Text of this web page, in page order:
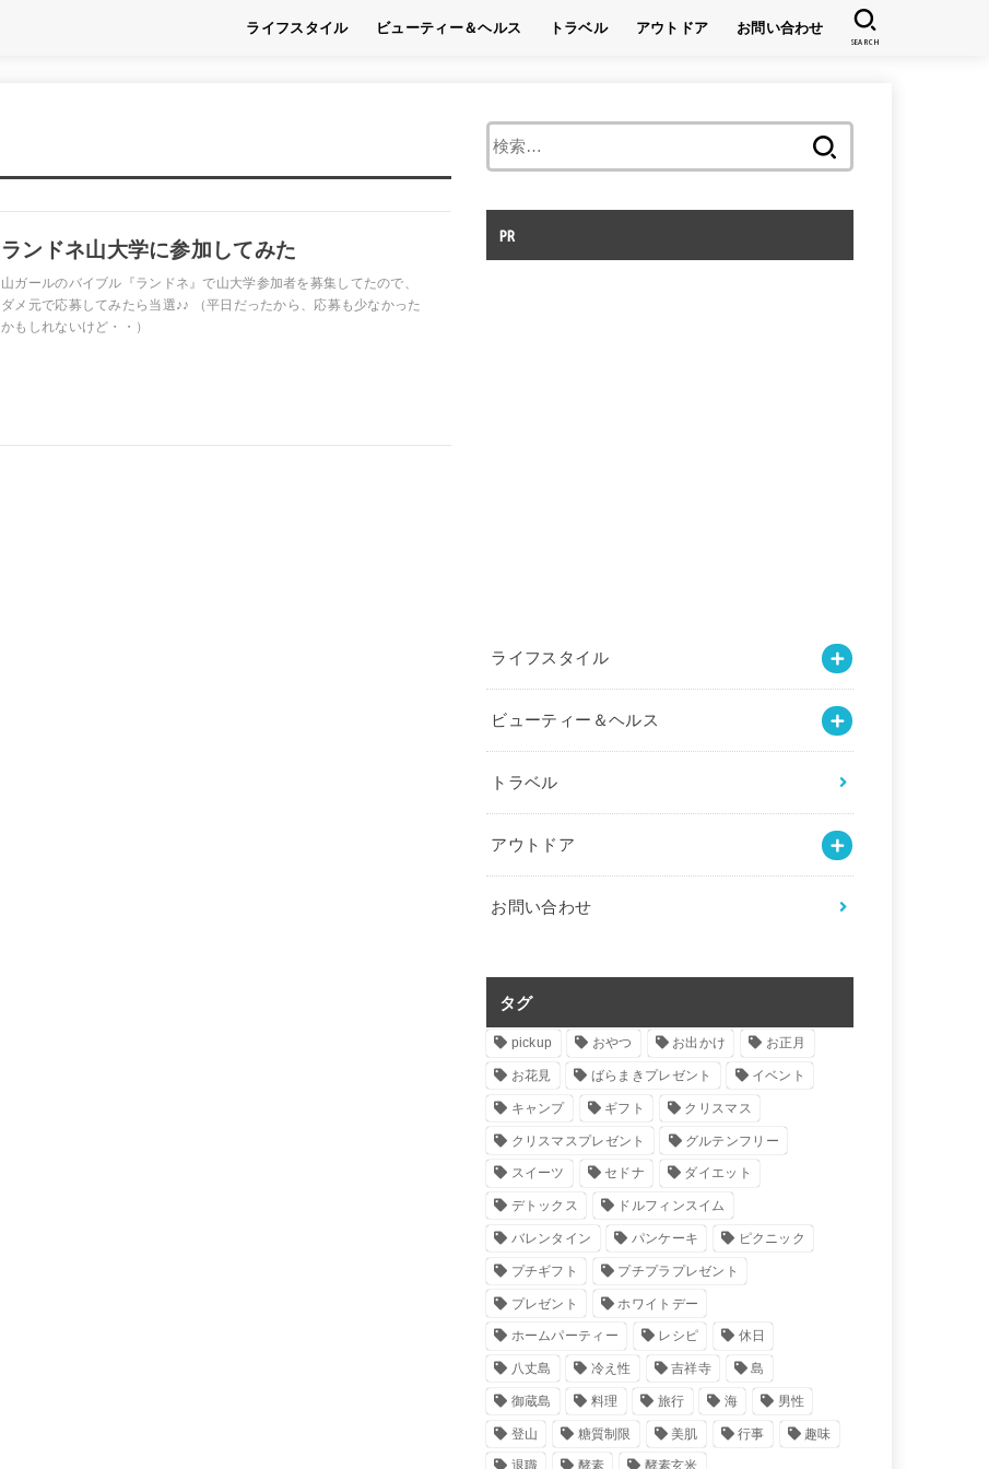
ライフスタイル ビューティー＆ヘルス トラベル アウトドア お問い合わせ
SEARCH
ランドネ山大学に参加してみた
山ガールのバイブル『ランドネ』で山大学参加者を募集してたので、
ダメ元で応募してみたら当選♪♪ （平日だったから、応募も少なかった
かもしれないけど・・）
PR
ライフスタイル
ビューティー＆ヘルス
トラベル
アウトドア
お問い合わせ
タグ
pickup おやつ お出かけ お正月
お花見 ばらまきプレゼント イベント
キャンプ ギフト クリスマス
クリスマスプレゼント グルテンフリー
スイーツ セドナ ダイエット
デトックス ドルフィンスイム
バレンタイン パンケーキ ピクニック
プチギフト プチプラプレゼント
プレゼント ホワイトデー
ホームパーティー レシピ 休日
八丈島 冷え性 吉祥寺 島
御蔵島 料理 旅行 海 男性
登山 糖質制限 美肌 行事 趣味